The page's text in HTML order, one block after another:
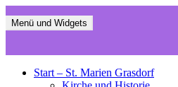
Inhalt
St. Marien Grasdorf
Die neue Webseite der St
Menü und Widgets
Start – St. Marien Grasdorf